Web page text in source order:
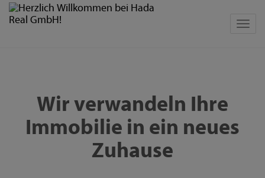
Wir verwandeln Ihre
Immobilie in ein neues
Zuhause